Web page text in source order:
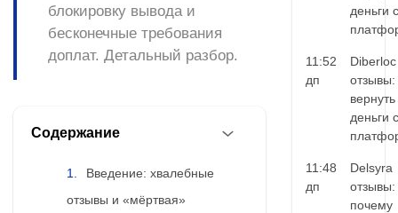
блокировку вывода и
бесконечные требования
доплат. Детальный разбор.
Содержание
Введение: хвалебные
отзывы и «мёртвая»
деньги с
11:52
дп
Diberloc
отзывы:
вернуть
деньги с
11:48
дп
Delsyra
отзывы:
почему